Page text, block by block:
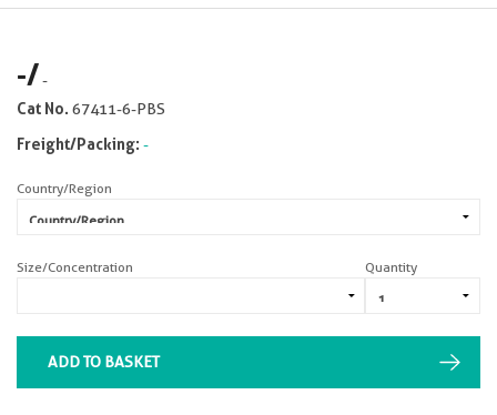
-/-
Cat No. 67411-6-PBS
Freight/Packing: -
Country/Region
Size/Concentration Quantity
ADD TO BASKET